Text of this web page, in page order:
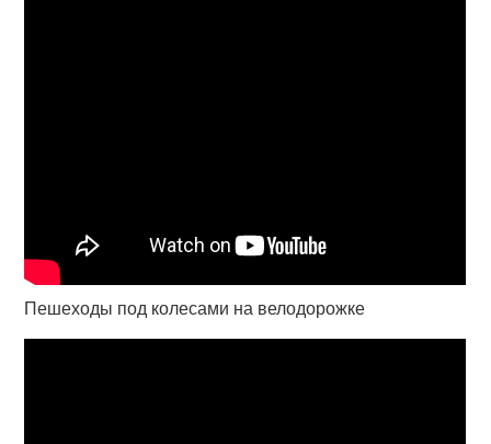
Пешеходы под колесами на велодорожке